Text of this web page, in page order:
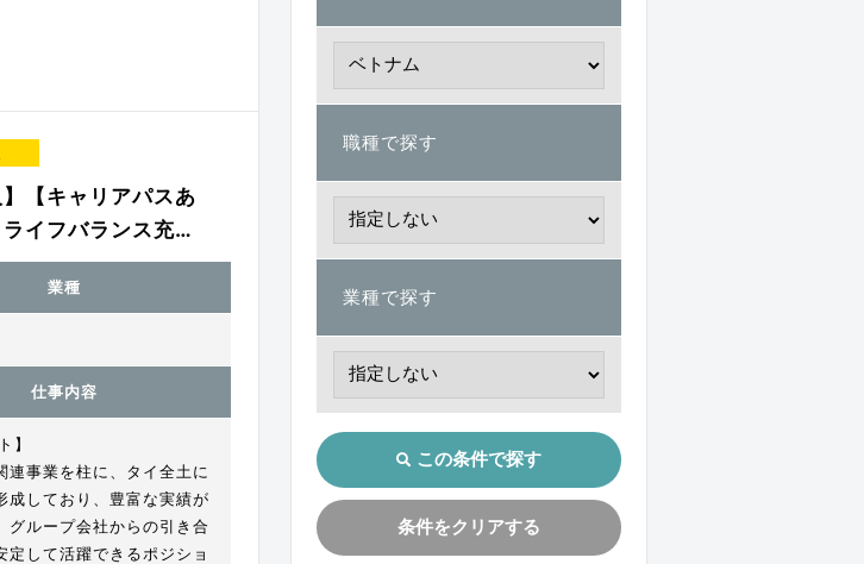
】【キャリアパスあ
ライフバランス充…
業種
仕事内容
】
連事業を柱に、タイ全土に
成しており、豊富な実績が
グループ会社からの引き合
定して活躍できるポジショ
職種で探す
業種で探す
この条件で探す
条件をクリアする